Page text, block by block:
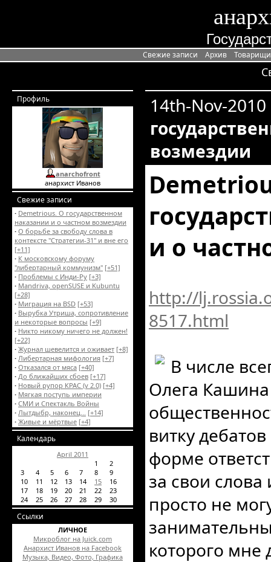
Свежие записи Архив
Профиль
anarchofront
анархист Иванов
Свежие записи
· Demetrious. О государственном
наказании и о частном возмездии
· О борьбе за свободу слова в
контексте "Стратегии-31" и вне его
[+11]
· К московскому форуму
"либертарный коммунизм" [+51]
· Проблемы с Инди-Ру [+3]
· Mandriva, openSUSE и Kubuntu
[+28]
· Миграция на BSD [+53]
· Вырубка Утриша, сопротивление
и некоторые вопросы [+9]
· Никто никому ничего не должен!
[+22]
· Журнал шевелится и оживает [+8]
· Либертарная мифология [+7]
· Отказался от мяса [+40]
· До ближайших сбоев [+17]
· Новый рупор КРАС (v 2.0) [+4]
· Мягкая поступь империи
· CМИ и Спектакль Войны
· Лытдыбр, наконец... [+14]
· Живые и мёртвые [+4]
Календарь
April 2011
1
2
3
4 5 6 7 8
9
10
11 12 13 14 15
16
17
18 19 20 21 22
23
24
25 26 27 28 29 30
Ссылки
ЛИЧНОЕ
Микроблог на Juick.com
Анархист Иванов на Facebook
Музыка, Видео, Фото, Графика
14th-Nov-
возмездии
и о
http://
8517.html
В числе
Олега Кашина
витку
форме
за свои слова
просто не
которого мне